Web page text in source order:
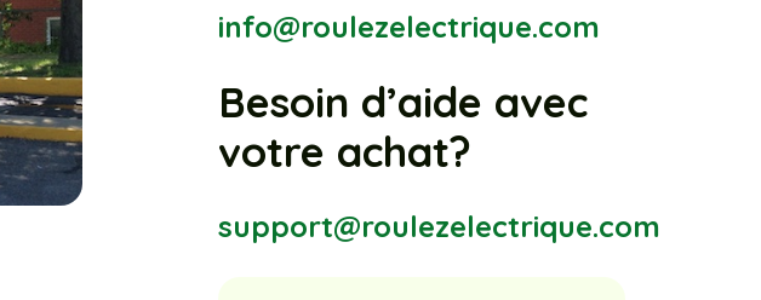
info@roulezelectrique.com
Besoin d’aide avec
votre achat?
support@roulezelectrique.com